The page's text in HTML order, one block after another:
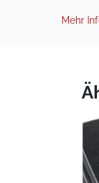
Mehr